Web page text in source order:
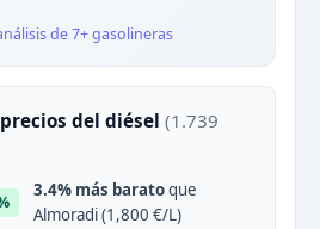
de 7+ gasolineras
del diésel (1.739
3.4% más baratoque
Almoradi (1,800 €/L)